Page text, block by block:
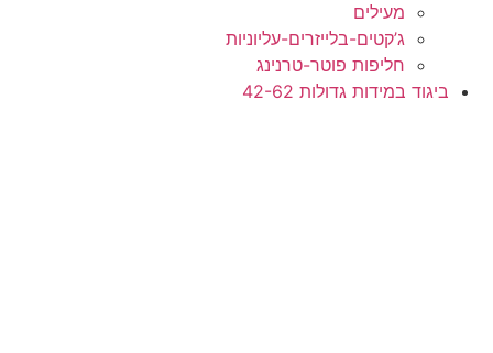
מעילים
ג’קטים-בלייזרים-עליוניות
חליפות פוטר-טרנינג
ביגוד במידות גדולות 42-62